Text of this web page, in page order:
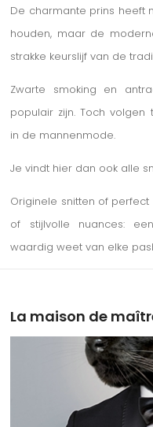
De charmante prins heeft
houden, maar de
strakke keurslijf van de
Zwarte smoking en
populair zijn. Toch
in de mannenmode.
Je vindt hier dan ook alle
Originele snitten of
of stijlvolle nuances:
waardig weet van elke
La maison de